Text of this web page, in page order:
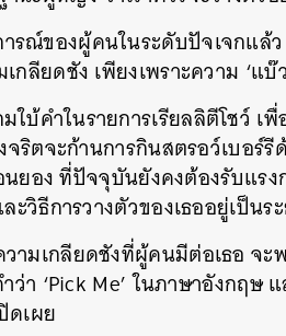
รณ์ของผู้คนในระดับปัจเจกแล้
ลียดชัง เพียงเพราะความ ‘แบ๊
ใบ้คำในรายการเรียลลิตีโชว์ เ
ริตจะก้านการกินสตรอว์เบอร์
ยอง ที่ปัจจุบันยังคงต้องรับแร
วิธีการวางตัวของเธออยู่เป็นร
ามเกลียดชังที่ผู้คนมีต่อเธอ จะ
า ‘Pick Me’ ในภาษาอังกฤษ
ดเผย